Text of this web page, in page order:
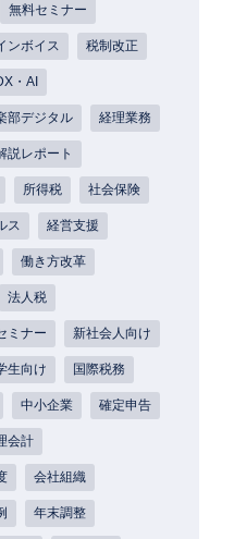
無料セミナー
ンボイス 税制改正
・AI
部デジタル 経理業務
説レポート
所得税 社会保険
ス 経営支援
働き方改革
法人税
ミナー 新社会人向け
生向け 国際税務
中小企業 確定申告
会計
会社組織
年末調整